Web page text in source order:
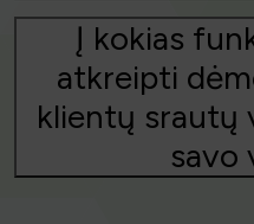
Į kokias
atkreipti
klientų srautų
savo